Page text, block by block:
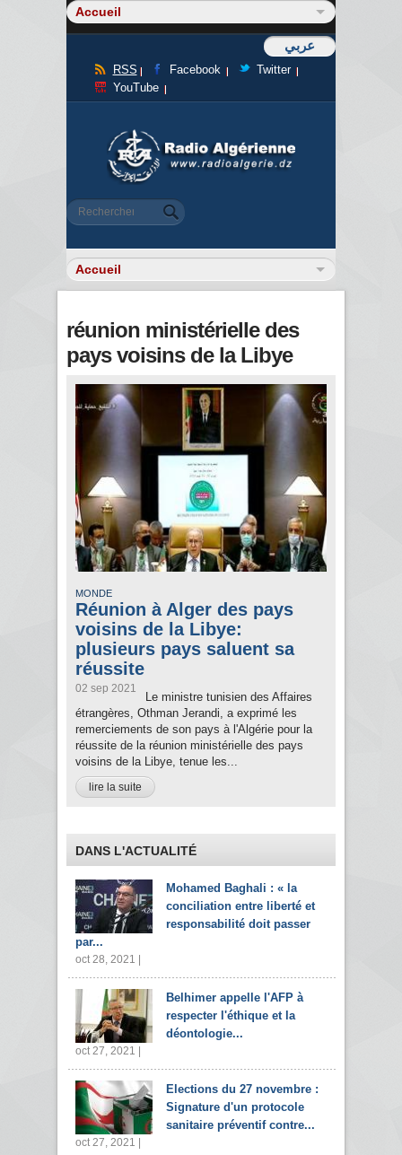
عربي
RSS Facebook
Twitter
YouTube
Formulaire de recherche
Rechercher
réunion ministérielle des
pays voisins de la Libye
MONDE
Réunion à Alger des pays
voisins de la Libye:
plusieurs pays saluent sa
réussite
02 sep 2021
Le ministre tunisien des Affaires
étrangères, Othman Jerandi, a exprimé les
remerciements de son pays à l'Algérie pour la
réussite de la réunion ministérielle des pays
voisins de la Libye, tenue les...
lire la suite
DANS L'ACTUALITÉ
Mohamed Baghali : « la
conciliation entre liberté et
responsabilité doit passer
par...
oct 28, 2021 |
Belhimer appelle l'AFP à
respecter l'éthique et la
déontologie...
oct 27, 2021 |
Elections du 27 novembre :
Signature d'un protocole
sanitaire préventif contre...
oct 27, 2021 |